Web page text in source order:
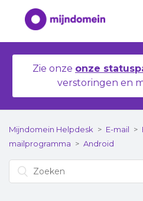
Zie onze onze
verstoringen en
Mijndomein Helpdesk E-mail
mailprogramma
Android